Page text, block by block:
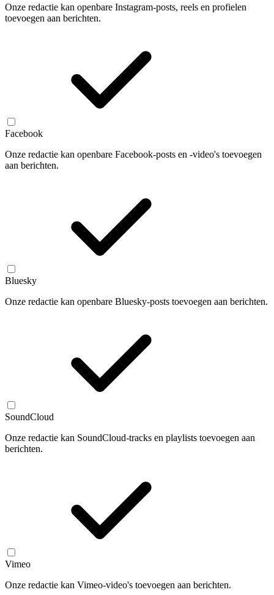
Onze redactie kan openbare Instagram-posts, reels en profielen
toevoegen aan berichten.
Facebook
Onze redactie kan openbare Facebook-posts en -video's toevoegen
aan berichten.
Bluesky
Onze redactie kan openbare Bluesky-posts toevoegen aan berichten.
SoundCloud
Onze redactie kan SoundCloud-tracks en playlists toevoegen aan
berichten.
Vimeo
Onze redactie kan Vimeo-video's toevoegen aan berichten.